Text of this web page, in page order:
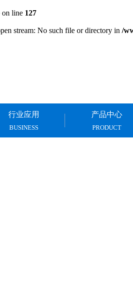
on line 127
stream: No such file or directory in /
行业应用
BUSINESS
产品中心
PRODUCT